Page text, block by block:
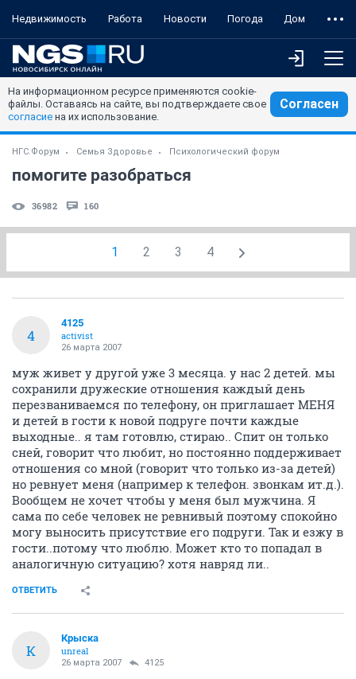
Недвижимость Работа Новости Погода Дом
На информационном ресурсе применяются cookie-
файлы. Оставаясь на сайте, вы подтверждаете свое
согласие на их использование.
Согласен
НГС.Форум Семья Здоровье Психологический форум
помогите разобраться
36982 160
1 2 3 4
4
4125
activist
26 марта 2007
муж живет у другой уже 3 месяца. у нас 2 детей. мы
сохранили дружеские отношения каждый день
перезваниваемся по телефону, он приглашает МЕНЯ
и детей в гости к новой подруге почти каждые
выходные.. я там готовлю, стираю.. Спит он только
сней, говорит что любит, но постоянно поддерживает
отношения со мной (говорит что только из-за детей)
но ревнует меня (например к телефон. звонкам ит.д.).
Вообщем не хочет чтобы у меня был мужчина. Я
сама по себе человек не ревнивый поэтому спокойно
могу выносить присутствие его подруги. Так и езжу в
гости..потому что люблю. Может кто то попадал в
аналогичную ситуацию? хотя навряд ли..
ОТВЕТИТЬ
К
Крыска
unreal
26 марта 2007 4125